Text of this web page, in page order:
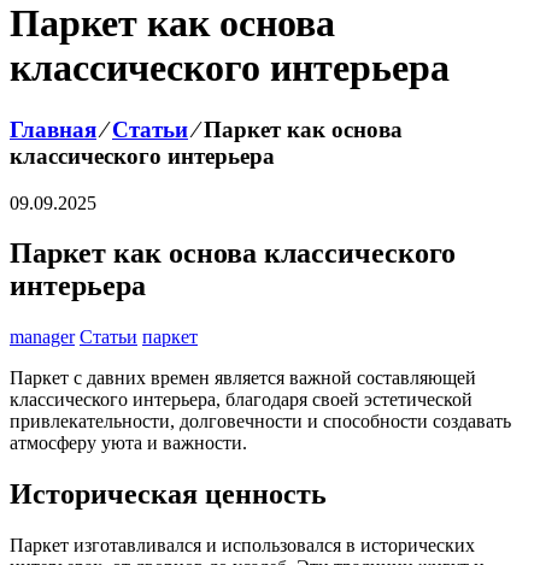
Паркет как основа
классического интерьера
Главная⁄Статьи⁄Паркет как основа
классического интерьера
09.09.2025
Паркет как основа классического
интерьера
manager Статьи паркет
Паркет с давних времен является важной составляющей
классического интерьера, благодаря своей эстетической
привлекательности, долговечности и способности создавать
атмосферу уюта и важности.
Историческая ценность
Паркет изготавливался и использовался в исторических